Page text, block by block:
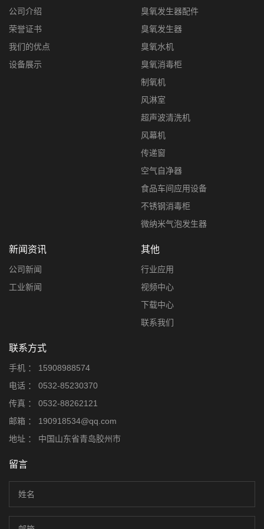
公司介绍
荣誉证书
我们的优点
设备展示
臭氧发生器配件
臭氧发生器
臭氧水机
臭氧消毒柜
制氧机
风淋室
超声波清洗机
风幕机
传递窗
空气自净器
食品车间应用设备
不锈钢消毒柜
微纳米气泡发生器
新闻资讯
公司新闻
工业新闻
其他
行业应用
视频中心
下载中心
联系我们
联系方式
手机 ：
15908988574
电话 ：
0532-85230370
传真 ：
0532-88262121
邮箱 ：
190918534@qq.com
地址 ：
中国山东省青岛胶州市
留言